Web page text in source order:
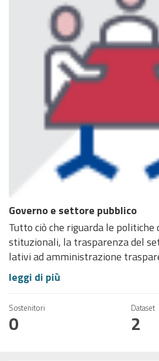
Governo e settore pubblico
Tutto ciò che riguarda le
stituzionali, la trasparenza del
lativi ad amministrazione
leggi di più
Sostenitori
0
Dataset
2